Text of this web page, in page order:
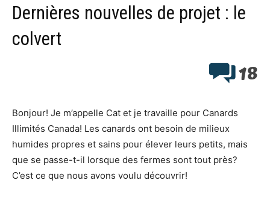
Dernières nouvelles de projet : le
colvert
18
Bonjour! Je m’appelle Cat et je travaille pour Canards
Illimités Canada! Les canards ont besoin de milieux
humides propres et sains pour élever leurs petits, mais
que se passe-t-il lorsque des fermes sont tout près?
C’est ce que nous avons voulu découvrir!